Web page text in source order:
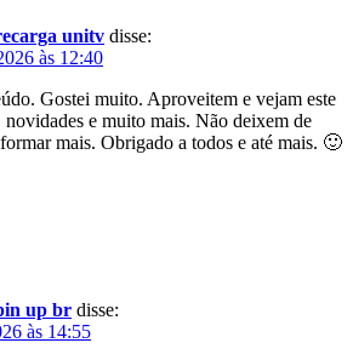
unitv disse:
às 12:40
Gostei muito. Aproveitem e vejam este
novidades e muito mais. Não deixem de
mais. Obrigado a todos e até mais. 🙂
up br disse:
às 14:55